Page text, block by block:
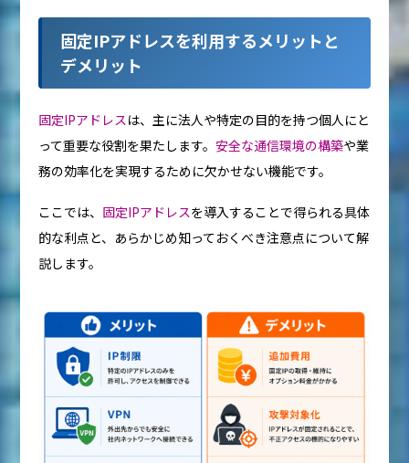
固定IPアドレスを利用するメリットと
デメリット
固定IPアドレス は、主に法人や特定の目的を持つ個人にと
って重要な役割を果たします。安全な通信環境の構築や業
務の効率化を実現するために欠かせない機能です。
ここでは、 固定IPアドレスを導入することで得られる具体
的な利点と、あらかじめ知っておくべき注意点について解
説します。